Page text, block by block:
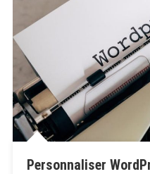
Personnaliser